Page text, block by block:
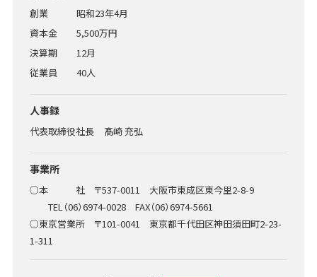
創業
昭和23年4月
資本金
5,500万円
決算期
12月
従業員
40人
人事録
代表取締役社長 髙崎 充弘
事業所
○本 社 〒537-0011 大阪市東成区東今里2-8-9
TEL（06）6974-0028 FAX（06）6974-5661
○東京営業所 〒101-0041 東京都千代田区神田須田町2-23-
1-311